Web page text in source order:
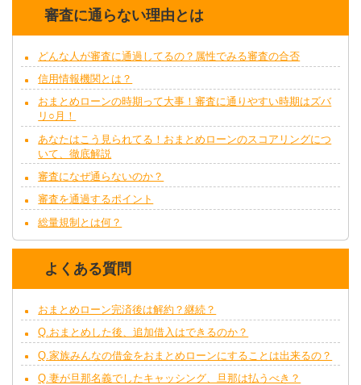
審査に通らない理由とは
どんな人が審査に通過してるの？属性でみる審査の合否
信用情報機関とは？
おまとめローンの時期って大事！審査に通りやすい時期はズバ
リ○月！
あなたはこう見られてる！おまとめローンのスコアリングにつ
いて、徹底解説
審査になぜ通らないのか？
審査を通過するポイント
総量規制とは何？
よくある質問
おまとめローン完済後は解約？継続？
Q.おまとめした後、追加借入はできるのか？
Q.家族みんなの借金をおまとめローンにすることは出来るの？
Q.妻が旦那名義でしたキャッシング、旦那は払うべき？